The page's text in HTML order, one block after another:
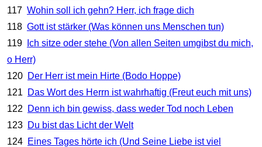
117 Wohin soll ich gehn? Herr, ich frage dich
118 Gott ist stärker (Was können uns Menschen tun)
119
Ich sitze oder stehe (Von allen Seiten umgibst du mich,
o Herr)
120 Der Herr ist mein Hirte (Bodo Hoppe)
121
Das Wort des Herrn ist wahrhaftig (Freut euch mit uns)
122
Denn ich bin gewiss, dass weder Tod noch Leben
123 Du bist das Licht der Welt
124 Eines Tages hörte ich (Und Seine Liebe ist viel